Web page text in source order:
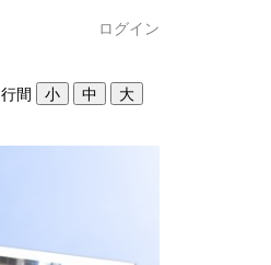
ログイン
行間